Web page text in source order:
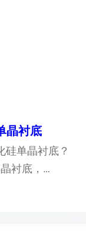
晶衬底
硅单晶衬底？
衬底，…